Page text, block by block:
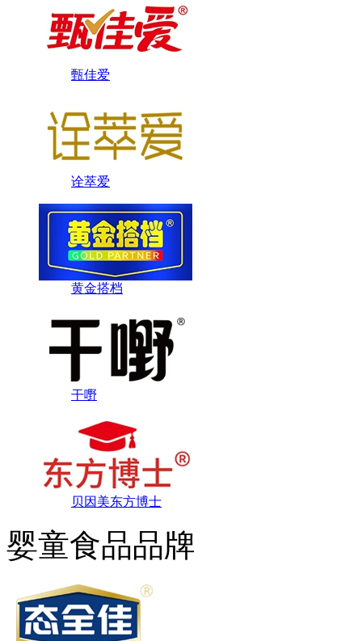
甄佳爱
诠萃爱
黄金搭档
干嘢
贝因美东方博士
婴童食品品牌